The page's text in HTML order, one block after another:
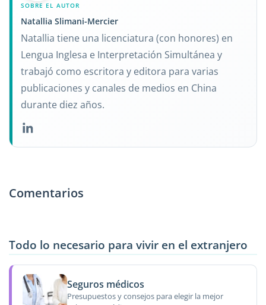
SOBRE EL AUTOR
Natallia Slimani-Mercier
Natallia tiene una licenciatura (con honores) en
Lengua Inglesa e Interpretación Simultánea y
trabajó como escritora y editora para varias
publicaciones y canales de medios en China
durante diez años.
Comentarios
Todo lo necesario para vivir en el extranjero
Seguros médicos
Presupuestos y consejos para elegir la mejor